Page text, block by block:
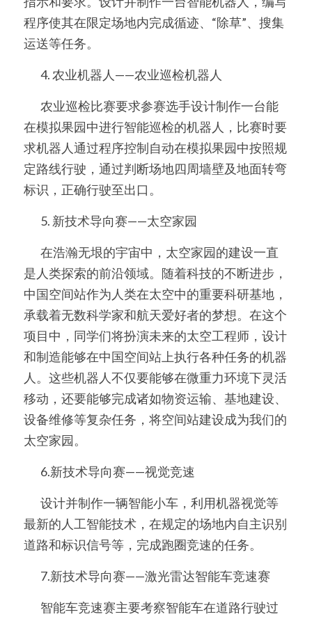
程序使其在限定场地内完成循迹、“除草”、搜集
运送等任务。
	4. 农业机器人——农业巡检机器人
在模拟果园中进行智能巡检的机器人，比赛时要
求机器人通过程序控制自动在模拟果园中按照规
定路线行驶，通过判断场地四周墙壁及地面转弯
标识，正确行驶至出口。
	5. 新技术导向赛——太空家园
是人类探索的前沿领域。随着科技的不断进步，
中国空间站作为人类在太空中的重要科研基地，
承载着无数科学家和航天爱好者的梦想。在这个
项目中，同学们将扮演未来的太空工程师，设计
和制造能够在中国空间站上执行各种任务的机器
人。这些机器人不仅要能够在微重力环境下灵活
移动，还要能够完成诸如物资运输、基地建设、
设备维修等复杂任务，将空间站建设成为我们的
太空家园。
	6.新技术导向赛——视觉竞速
最新的人工智能技术，在规定的场地内自主识别
道路和标识信号等，完成跑圈竞速的任务。
	7.新技术导向赛——激光雷达智能车竞速赛